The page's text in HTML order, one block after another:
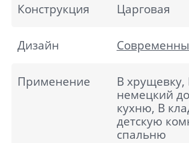
Конструкция Царговая
Дизайн
Применение
В хрущевку,
немецкий
кухню, В
детскую
спальню